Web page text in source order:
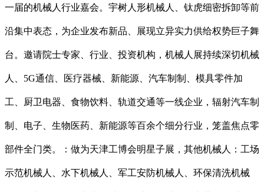
一届的机械人行业嘉会。宇树人形机械人、钛虎细密拆卸等前
沿集中表态，为企业发布新品、展现立异实力供给权势巨子舞
台。邀请院士专家、行业、投资机构，机械人展持续深切机械
人、5G通信、医疗器械、新能源、汽车制制、模具零件加
工、厨卫电器、食物饮料、轨道交通等一线企业，辐射汽车制
制、电子、生物医药、新能源等百余个细分行业，笼盖焦点零
部件全门类。：做为天津工博会明星子展，其他机械人：工场
示范机械人、水下机械人、军工安防机械人、环保清洗机械